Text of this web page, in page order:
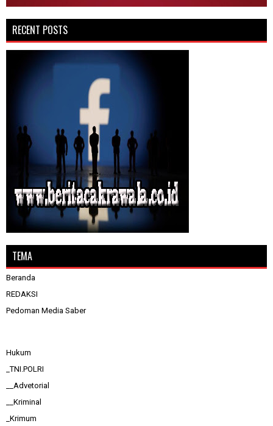
RECENT POSTS
TEMA
Beranda
REDAKSI
Pedoman Media Saber
Hukum
_TNI.POLRI
__Advetorial
__Kriminal
_Krimum